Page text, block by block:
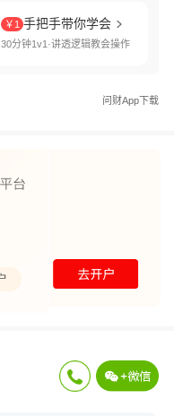
￥1 手把手带你学会
30分钟1v1·讲透逻辑教会操作
问财App下载